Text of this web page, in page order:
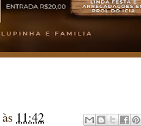
às 11:42